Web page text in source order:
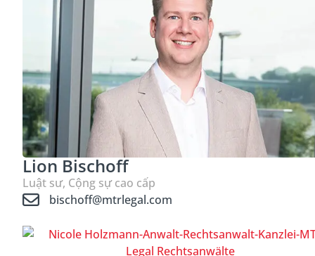
Lion Bischoff
Luật sư, Cộng sự cao cấp
bischoff@mtrlegal.com